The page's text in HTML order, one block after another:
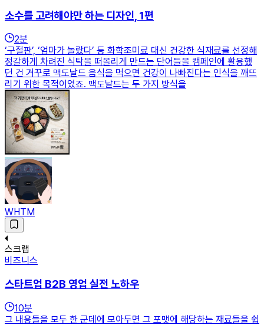
소수를 고려해야만 하는 디자인, 1편
2분
‘구절판’, ‘엄마가 놀랐다’ 등 화학조미료 대신 건강한 식재료를 선정해
정갈하게 차려진 식탁을 떠올리게 만드는 단어들을 캠페인에 활용했
던 건 거꾸로 맥도날드 음식을 먹으면 건강이 나빠진다는 인식을 깨뜨
리기 위한 목적이었죠. 맥도날드는 두 가지 방식을
WHTM
스크랩
비즈니스
스타트업 B2B 영업 실전 노하우
10분
그 내용들을 모두 한 군데에 모아두면 그 포맷에 해당하는 재료들을 쉽